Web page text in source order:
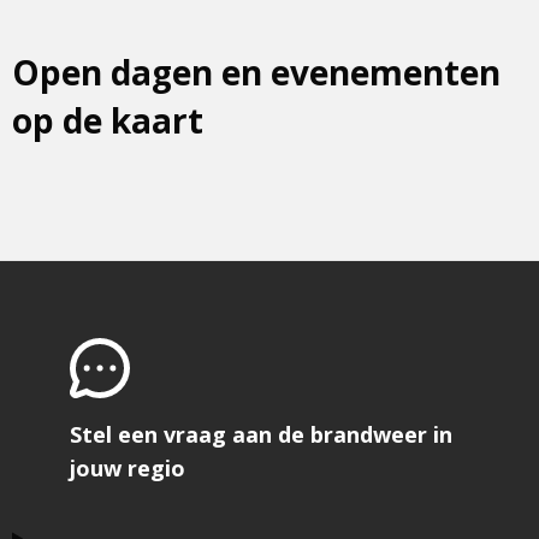
Open dagen en evenementen
op de kaart
Stel een vraag aan de brandweer in
jouw regio